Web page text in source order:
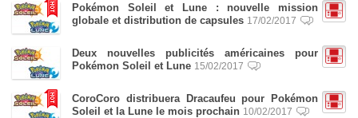
Pokémon Soleil et Lune : nouvelle mission
globale et distribution de capsules 17/02/2017
Deux nouvelles publicités américaines pour
Pokémon Soleil et Lune 15/02/2017
CoroCoro distribuera Dracaufeu pour Pokémon
Soleil et la Lune le mois prochain 10/02/2017